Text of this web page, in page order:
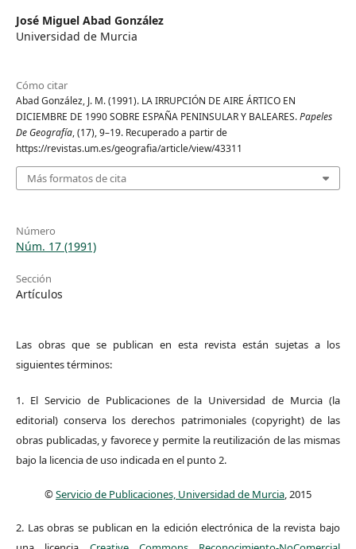
José Miguel Abad González
Universidad de Murcia
Cómo citar
Abad González, J. M. (1991). LA IRRUPCIÓN DE AIRE ÁRTICO EN
DICIEMBRE DE 1990 SOBRE ESPAÑA PENINSULAR Y BALEARES.Papeles
De Geografía, (17), 9–19. Recuperado a partir de
https://revistas.um.es/geografia/article/view/43311
Más formatos de cita
Número
Núm. 17 (1991)
Sección
Artículos
Las obras que se publican en esta revista están sujetas a los
siguientes términos:
1. El Servicio de Publicaciones de la Universidad de Murcia (la
editorial) conserva los derechos patrimoniales (copyright) de las
obras publicadas, y favorece y permite la reutilización de las mismas
bajo la licencia de uso indicada en el punto 2.
©Servicio de Publicaciones, Universidad de Murcia, 2015
2. Las obras se publican en la edición electrónica de la revista bajo